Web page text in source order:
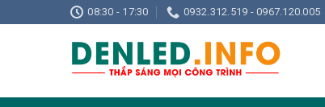
to
08:30 - 17:30 0932.312.519 - 0967.120.005